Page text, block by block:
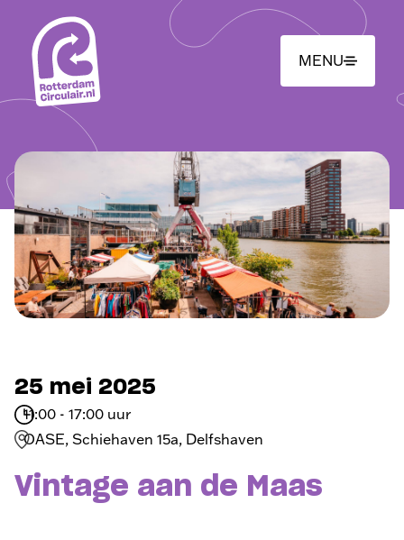
hoofdinhoud
MENU
25 mei 2025
11:00 - 17:00 uur
OASE, Schiehaven 15a, Delfshaven
Vintage aan de Maas